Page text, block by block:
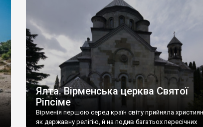
називаються «повстяками» (postaki)…” “Вино. Крим
виробляє відмінне вино і його вдосталь: воно все
легке біле і дуже […]
Ялта. Вірменська церква Святої
Ріпсіме
Вірменія першою серед країн світу прийняла
як державну релігію, й на подив багатьох пересічних